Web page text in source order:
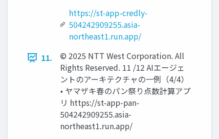
https://st-app-credly-
504242909255.asia-
northeast1.run.app/
11.
© 2025 NTT West Corporation. All
Rights Reserved. 11 /12 AIエージェ
ントのアーキテクチャの一例（4/4）
• ヤマザキ春のパン祭り点数計算アプ
リ https://st-app-pan-
504242909255.asia-
northeast1.run.app/